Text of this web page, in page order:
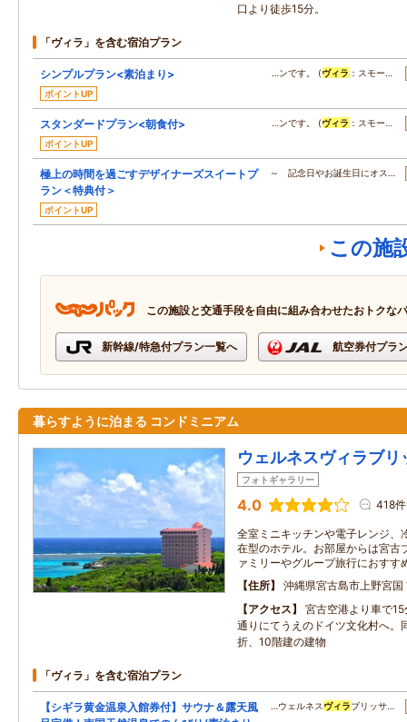
口より徒歩15分。
「ヴィラ」を含む宿泊プラン
シンプルプラン<素泊まり>
ポイントUP
…ンです。 (ヴィラ ：スモー…
スタンダードプラン<朝食付>
ポイントUP
…ンです。 (ヴィラ ：スモー…
極上の時間を過ごすデザイナーズスイートプ
ラン＜特典付＞
ポイントUP
～ 記念日やお誕生日にオス…
この施
この施設と交通手段を自由に組み合わせたおトクな
新幹線/特急付プラン一覧へ 航空券付プラ
暮らすように泊まる コンドミニアム
ウェルネスヴィラブリ
フォトギャラリー
4.0 418件
全室ミニキッチンや電子レンジ、
在型のホテル。お部屋からは宮古
ァミリーやグループ旅行におすす
住所
沖縄県宮古島市上野宮国
アクセス
宮古空港より車で
通りにてうえのドイツ文化村へ。
折、10階建の建物
「ヴィラ」を含む宿泊プラン
【シギラ黄金温泉入館券付】サウナ＆露天風
…ウェルネス ヴィラブリッサ…